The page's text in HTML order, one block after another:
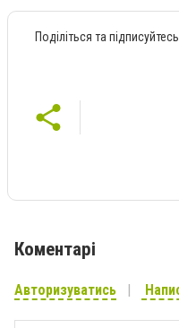
Поділіться та
Коментарі
Авторизуватись